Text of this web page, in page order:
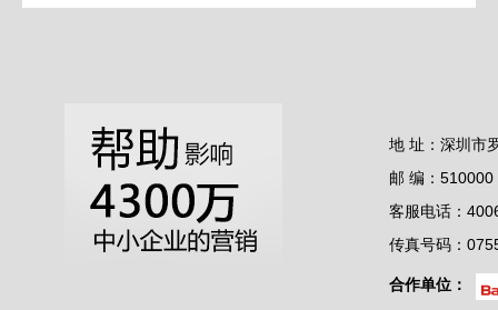
地 址：深圳市
邮 编：510000
客服电话：
传真号码：
合作单位：